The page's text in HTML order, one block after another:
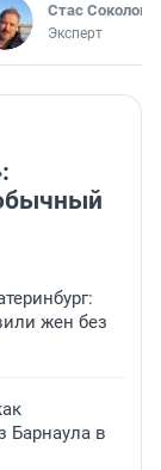
Стас Соколов
Эксперт
жен без
Барнаула в